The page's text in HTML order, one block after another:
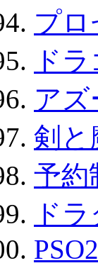
プ
ド
ア
剣と
予約
ド